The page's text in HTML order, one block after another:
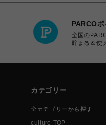
PARCOポ
全国の
貯まる＆使
カテゴリー
全カテゴリーから探す
culture TOP